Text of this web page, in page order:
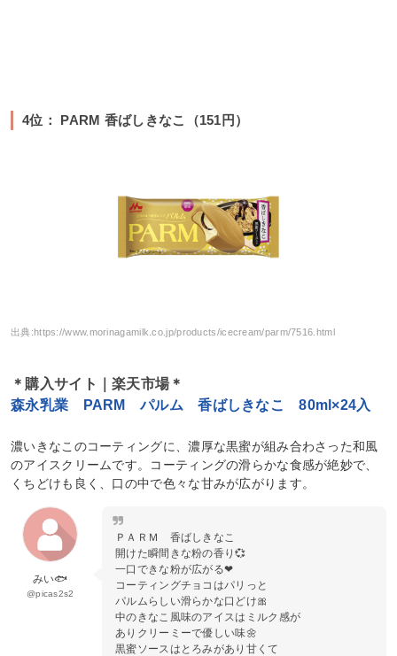
4位： PARM 香ばしきなこ（151円）
出典:https://www.morinagamilk.co.jp/products/icecream/parm/7516.html
＊購入サイト｜楽天市場＊
森永乳業 PARM パルム 香ばしきなこ 80ml×24入
濃いきなこのコーティングに、濃厚な黒蜜が組み合わさった和風
のアイスクリームです。コーティングの滑らかな食感が絶妙で、
くちどけも良く、口の中で色々な甘みが広がります。
みい🐟
@picas2s2
ＰＡＲＭ 香ばしきなこ
開けた瞬間きな粉の香り💞
一口できな粉が広がる❤
コーティングチョコはパリっと
パルムらしい滑らかな口どけ🎀
中のきなこ風味のアイスはミルク感が
ありクリーミーで優しい味🌼
黒蜜ソースはとろみがあり甘くて